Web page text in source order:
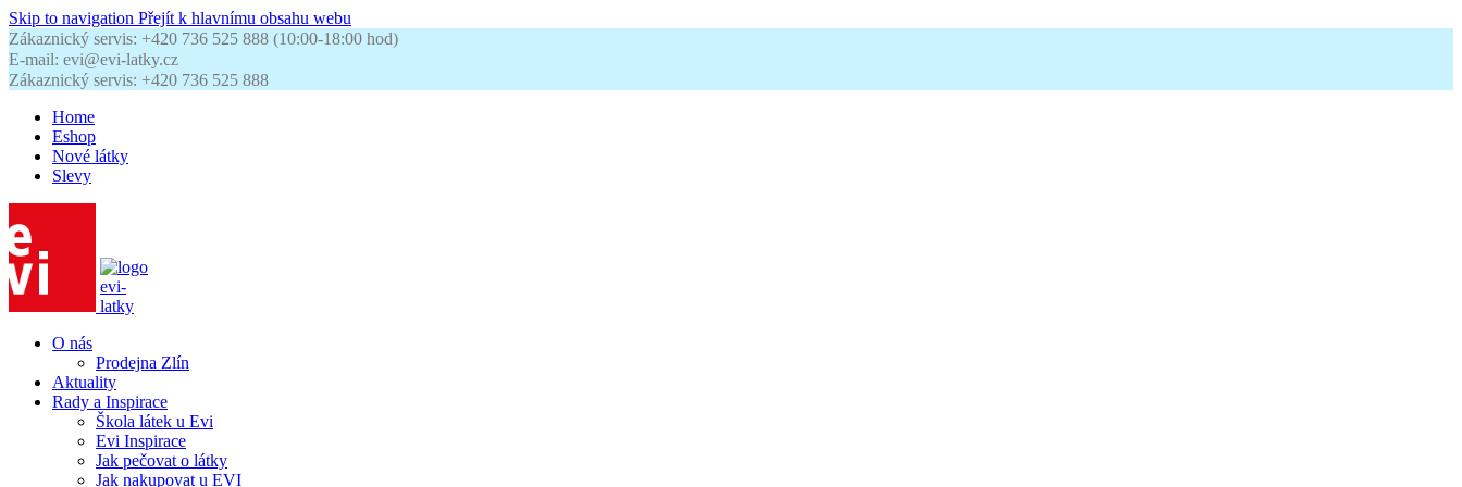
Skip to navigation Přejít k hlavnímu obsahu webu
Zákaznický servis: +420 736 525 888 (10:00-18:00 hod)
E-mail: evi@evi-latky.cz
Zákaznický servis: +420 736 525 888
Home
Eshop
Nové látky
Slevy
O nás
Prodejna Zlín
Aktuality
Rady a Inspirace
Škola látek u Evi
Evi Inspirace
Jak pečovat o látky
Jak nakupovat u EVI